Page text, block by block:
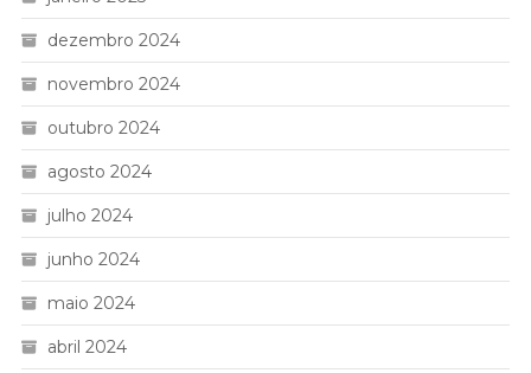
dezembro 2024
novembro 2024
outubro 2024
agosto 2024
julho 2024
junho 2024
maio 2024
abril 2024